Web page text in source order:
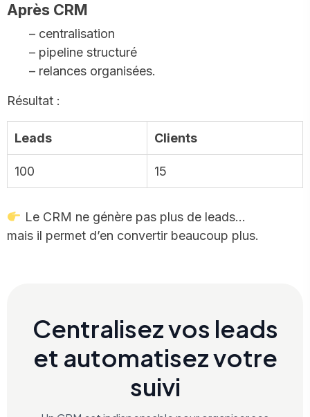
Après CRM
– centralisation
– pipeline structuré
– relances organisées.
Résultat :
Leads Clients
100 15
Le CRM ne génère pas plus de leads…
mais il permet d’en convertir beaucoup plus.
Centralisez vos leads
et automatisez votre
suivi